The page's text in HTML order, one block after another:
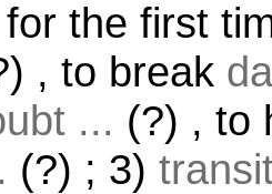
the first
, to break
... (?) , to
(?) ; 3)